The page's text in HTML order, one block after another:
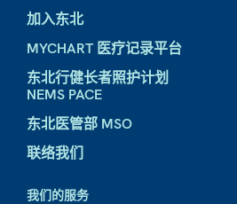
加入东北
MYCHART 医疗记录平台
东北行健长者照护计划
NEMS PACE
东北医管部 MSO
联络我们
我们的服务